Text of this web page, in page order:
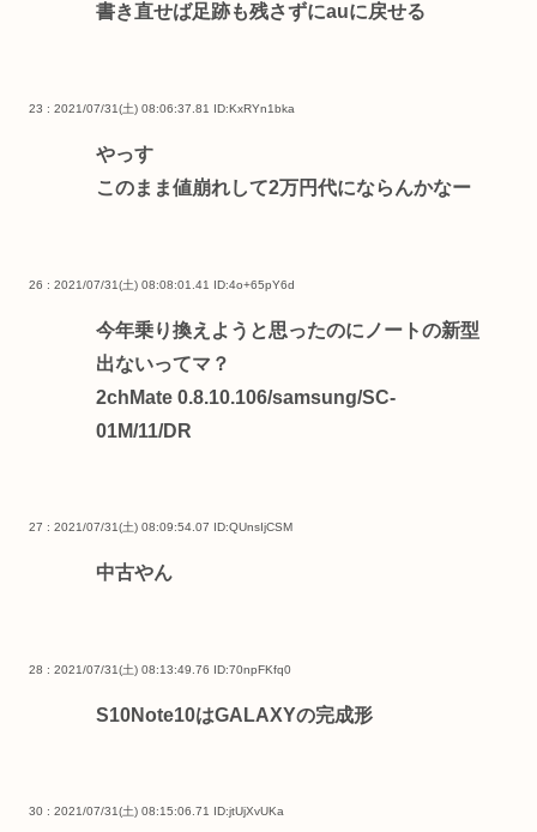
書き直せば足跡も残さずにauに戻せる
23 : 2021/07/31(土) 08:06:37.81 ID:KxRYn1bka
やっす
このまま値崩れして2万円代にならんかなー
26 : 2021/07/31(土) 08:08:01.41 ID:4o+65pY6d
今年乗り換えようと思ったのにノートの新型
出ないってマ？
2chMate 0.8.10.106/samsung/SC-
01M/11/DR
27 : 2021/07/31(土) 08:09:54.07 ID:QUnsIjCSM
中古やん
28 : 2021/07/31(土) 08:13:49.76 ID:70npFKfq0
S10Note10はGALAXYの完成形
30 : 2021/07/31(土) 08:15:06.71 ID:jtUjXvUKa